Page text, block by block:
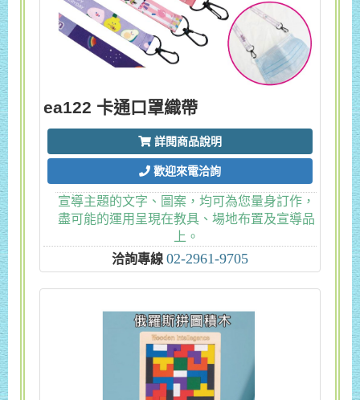
ea122 卡通口罩織帶
詳閱商品說明
歡迎來電洽詢
宣導主題的文字、圖案，均可為您量身訂作，
盡可能的運用呈現在教具、場地布置及宣導品
上。
洽詢專線 02-2961-9705